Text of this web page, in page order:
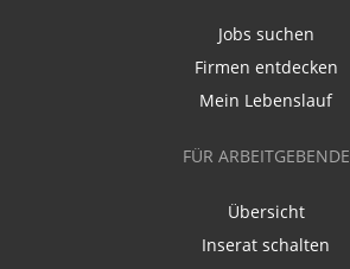
Jobs suchen
Firmen entdecken
Mein Lebenslauf
FÜR ARBEITGEBENDE
Übersicht
Inserat schalten